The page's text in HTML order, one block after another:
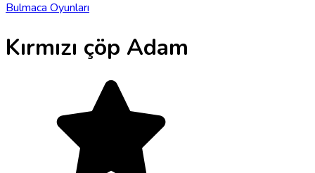
Bulmaca Oyunları
Kırmızı çöp Adam